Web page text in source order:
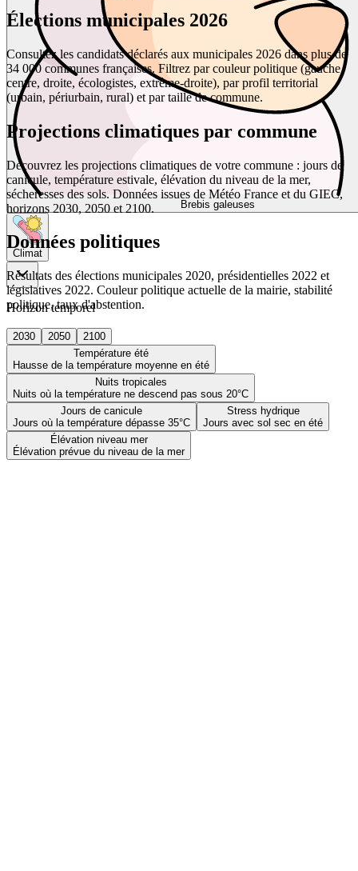
Brebis galeuses
Climat
Horizon temporel
2030 2050
2100
Température été
Hausse de la température moyenne en été
Nuits tropicales
Nuits où la température ne descend pas sous 20°C
Jours de canicule
Jours où la température dépasse 35°C
Stress hydrique
Jours avec sol sec en été
Élévation niveau mer
Élévation prévue du niveau de la mer
Élections municipales 2026
Consultez les candidats déclarés aux municipales 2026 dans plus de
34 000 communes françaises. Filtrez par couleur politique (gauche,
centre, droite, écologistes, extrême-droite), par profil territorial
(urbain, périurbain, rural) et par taille de commune.
Projections climatiques par commune
Découvrez les projections climatiques de votre commune : jours de
canicule, température estivale, élévation du niveau de la mer,
sécheresses des sols. Données issues de Météo France et du GIEC,
horizons 2030, 2050 et 2100.
Données politiques
Résultats des élections municipales 2020, présidentielles 2022 et
législatives 2022. Couleur politique actuelle de la mairie, stabilité
politique, taux d'abstention.